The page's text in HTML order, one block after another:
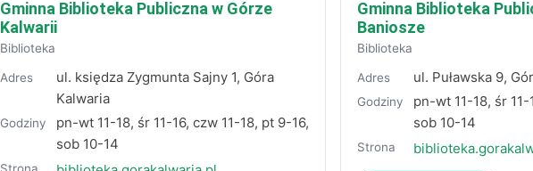
Gminna Biblioteka Publiczna w Górze
Kalwarii
Biblioteka
Adres
ul. księdza Zygmunta Sajny 1, Góra
Kalwaria
Godziny
pn-wt 11-18, śr 11-16, czw 11-18, pt 9-16,
sob 10-14
Gminna Biblioteka
Baniosze
Biblioteka
Adres ul. Puławska 9,
Godziny
pn-wt 11-18, śr
sob 10-14
Strona